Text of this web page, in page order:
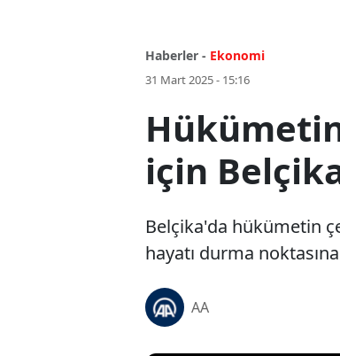
Haberler - Ekonomi
31 Mart 2025 - 15:16
için
Belçika'da hükümetin
hayatı durma
AA